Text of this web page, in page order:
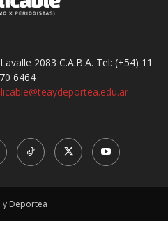
2083 C.A.B.A. Tel: (+54) 11
6464
y Deportea